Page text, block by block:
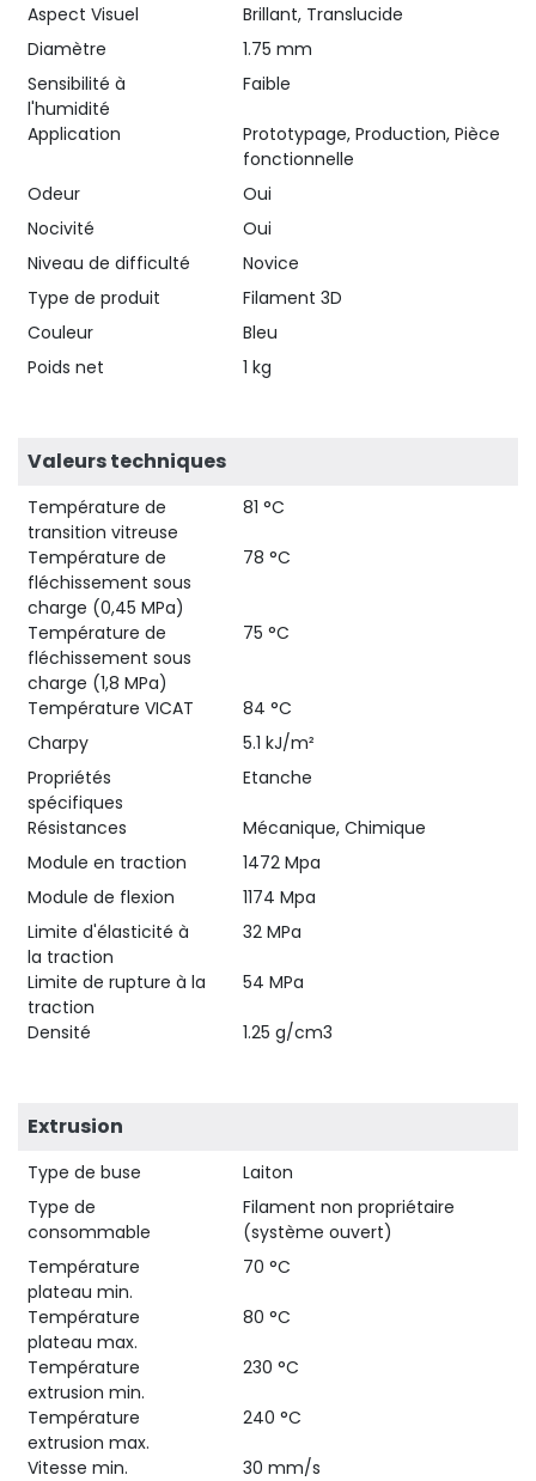
Aspect Visuel
Brillant, Translucide
Diamètre
1.75 mm
Sensibilité à
l'humidité
Faible
Application
Prototypage, Production, Pièce
fonctionnelle
Odeur
Oui
Nocivité
Oui
Niveau de difficulté
Novice
Type de produit
Filament 3D
Couleur
Bleu
Poids net
1 kg
Valeurs techniques
Température de
transition vitreuse
81 °C
Température de
fléchissement sous
charge (0,45 MPa)
78 °C
Température de
fléchissement sous
charge (1,8 MPa)
75 °C
Température VICAT
84 °C
Charpy
5.1 kJ/m²
Propriétés
spécifiques
Etanche
Résistances
Mécanique, Chimique
Module en traction
1472 Mpa
Module de flexion
1174 Mpa
Limite d'élasticité à
la traction
32 MPa
Limite de rupture à la
traction
54 MPa
Densité 1.25 g/cm3
Extrusion
Type de buse
Laiton
Type de
consommable
Filament non propriétaire
(système ouvert)
Température
plateau min.
70 °C
Température
plateau max.
80 °C
Température
extrusion min.
230 °C
Température
extrusion max.
240 °C
Vitesse min.
30 mm/s